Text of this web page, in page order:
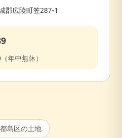
郡広陵町笠287-1
年中無休）
島区の土地